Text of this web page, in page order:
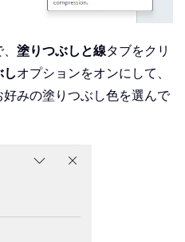
塗りつぶしと線タブをクリ
オプションをオンにして、
みの塗りつぶし色を選んで